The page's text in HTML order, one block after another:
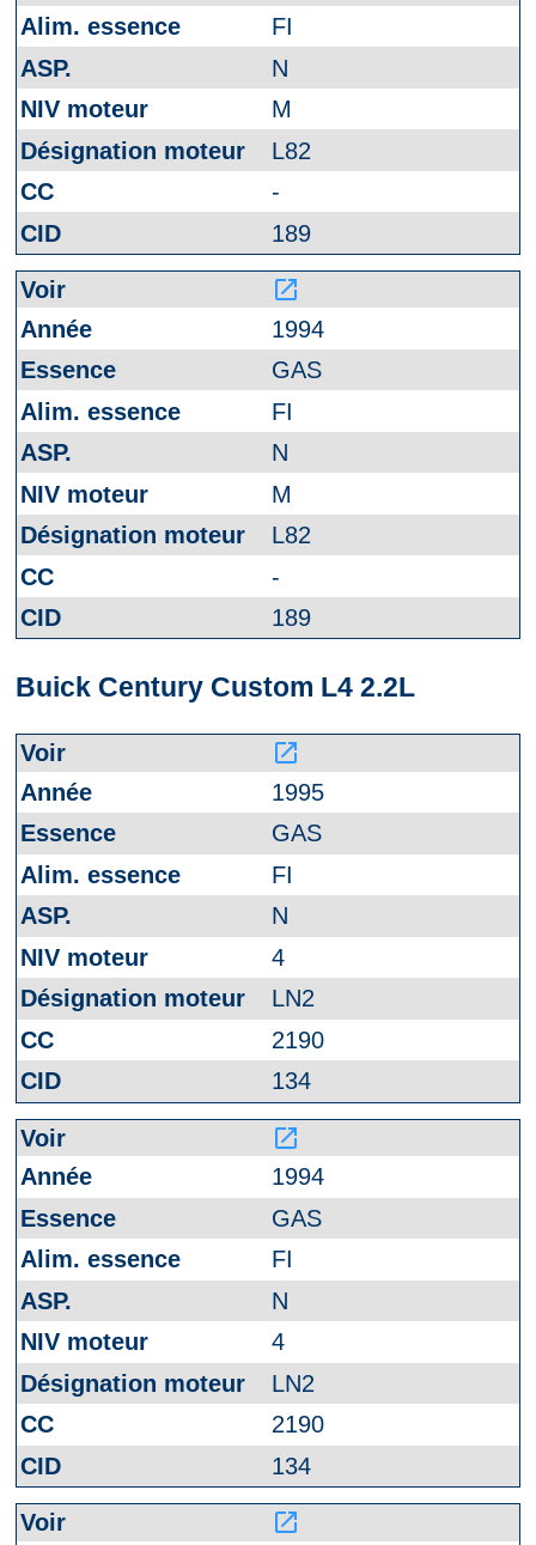
FI
N
M
L82
-
189
launch
1994
GAS
FI
N
M
L82
-
189
Buick Century Custom L4 2.2L
launch
1995
GAS
FI
N
4
LN2
2190
134
launch
1994
GAS
FI
N
4
LN2
2190
134
launch